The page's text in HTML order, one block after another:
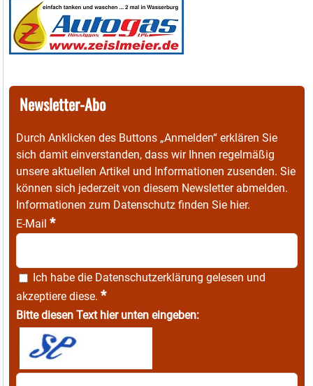
Newsletter-Abo
Durch Anklicken des Buttons „Anmelden“ erklären Sie
sich damit einverstanden, dass wir Ihnen regelmäßig
unsere aktuellen Artikel und Informationen zusenden. Sie
können sich jederzeit von diesem Newsletter abmelden.
Informationen zum Datenschutz finden Sie hier.
E-Mail *
Ich habe die Datenschutzerklärung gelesen und
akzeptiere diese. *
Bitte diesen Text hier unten eingeben: